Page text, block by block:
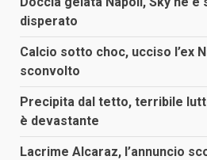
disperato
Calcio sotto choc, ucciso l’ex
sconvolto
Precipita dal tetto, terribile
è devastante
Lacrime Alcaraz, l’annuncio